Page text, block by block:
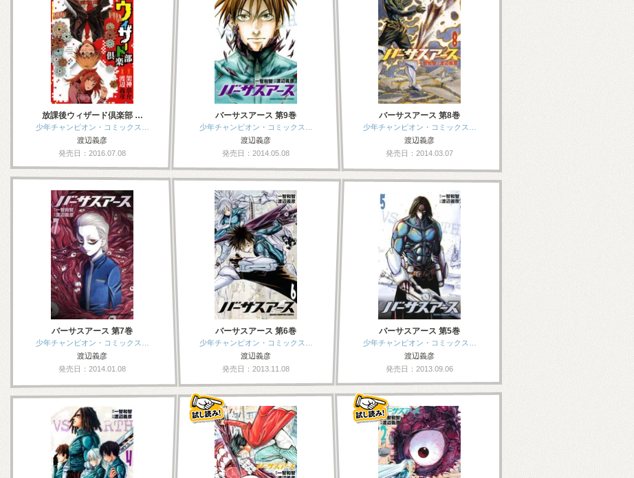
放課後ウィザード倶楽部 …
少年チャンピオン・コミックス…
渡辺義彦
発売日：2016.07.08
バーサスアース 第9巻
少年チャンピオン・コミックス…
渡辺義彦
発売日：2014.05.08
バーサスアース 第8巻
少年チャンピオン・コミックス…
渡辺義彦
発売日：2014.03.07
バーサスアース 第7巻
少年チャンピオン・コミックス…
渡辺義彦
発売日：2014.01.08
バーサスアース 第6巻
少年チャンピオン・コミックス…
渡辺義彦
発売日：2013.11.08
バーサスアース 第5巻
少年チャンピオン・コミックス…
渡辺義彦
発売日：2013.09.06